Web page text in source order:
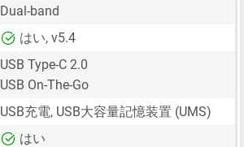
Dual-band
はい, v5.4
USB Type-C 2.0
USB On-The-Go
USB充電, USB大容量記憶装置 (UMS)
はい